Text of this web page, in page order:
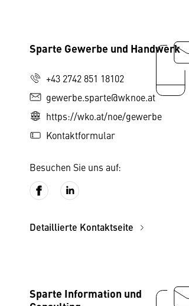
Sparte Gewerbe und Handwerk
+43 2742 851 18102
gewerbe.sparte@wknoe.at
https://wko.at/noe/gewerbe
Kontaktformular
Besuchen Sie uns auf:
Detaillierte Kontaktseite
Sparte Information und